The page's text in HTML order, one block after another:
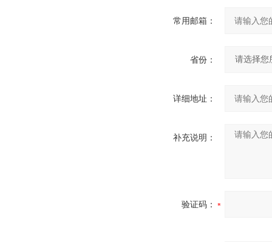
常用邮箱：
省份：
详细地址：
补充说明：
验证码：